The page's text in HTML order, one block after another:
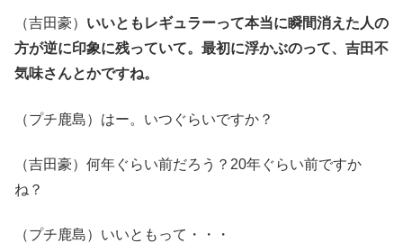
（吉田豪） いいともレギュラーって本当に瞬間消えた人の
方が逆に印象に残っていて。最初に浮かぶのって、吉田不
気味さんとかですね。
（プチ鹿島）はー。いつぐらいですか？
（吉田豪）何年ぐらい前だろう？20年ぐらい前ですか
ね？
（プチ鹿島）いいともって・・・